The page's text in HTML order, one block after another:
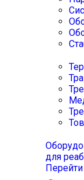
для
Перейти